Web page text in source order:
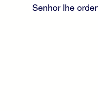
Senhor lhe